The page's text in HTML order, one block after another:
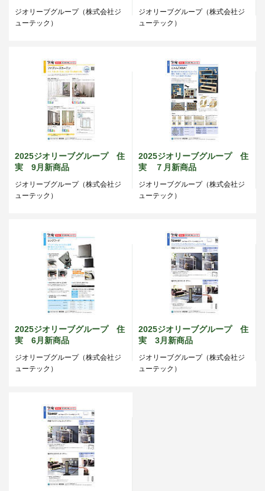
ジオリーブグループ（株式会社ジ
ューテック）
ジオリーブグループ（株式会社ジ
ューテック）
2025ジオリーブグループ 住
実 9月新商品
ジオリーブグループ（株式会社ジ
ューテック）
2025ジオリーブグループ 住
実 ７月新商品
ジオリーブグループ（株式会社ジ
ューテック）
2025ジオリーブグループ 住
実 6月新商品
ジオリーブグループ（株式会社ジ
ューテック）
2025ジオリーブグループ 住
実 3月新商品
ジオリーブグループ（株式会社ジ
ューテック）